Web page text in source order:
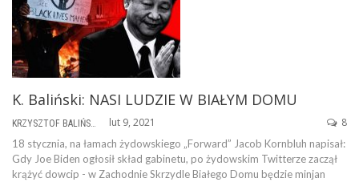
K. Baliński: NASI LUDZIE W BIAŁYM DOMU
KRZYSZTOF BALIŃSKI lut 9, 2021 8
18 stycznia, na łamach żydowskiego „Forward” Jacob Kornbluh napisał:
Gdy Joe Biden ogłosił skład gabinetu, po żydowskim Twitterze zaczął
krążyć dowcip - w Zachodnie Skrzydle Białego Domu będzie minjan